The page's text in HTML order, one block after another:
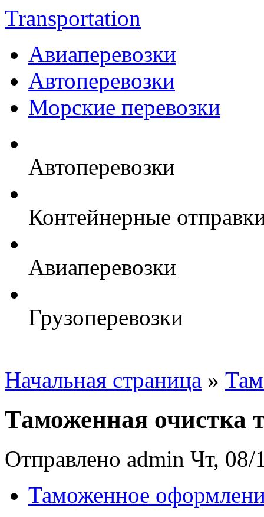
Transportation
Авиаперевозки
Автоперевозки
Морские перевозки
Автоперевозки
Контейнерные
Авиаперевозки
Грузоперевозки
Начальная страница »
Таможенная очистка
Отправлено admin Чт,
Таможенное